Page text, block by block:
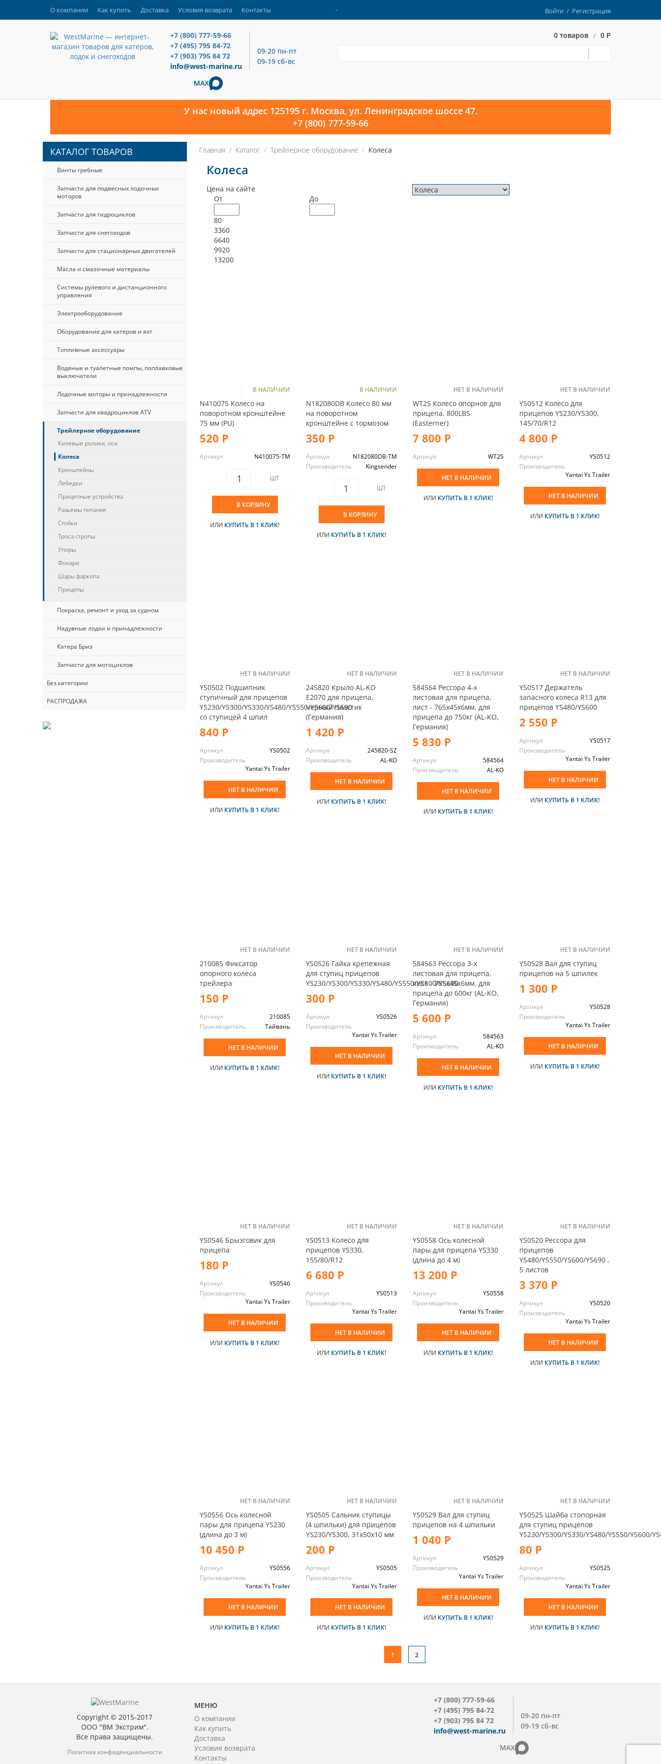
О компании Как купить Доставка Условия возврата Контакты Войти / Регистрация
+7 (800) 777-59-66
+7 (495) 795 84-72
+7 (903) 795 84 72
info@west-marine.ru
09-20 пн-пт
09-19 сб-вс
MAX
0 товаров / 0 Р
У нас новый адрес 125195 г. Москва, ул. Ленинградское шоссе 47.
+7 (800) 777-59-66
Главная Каталог Трейлерное оборудование Колеса
Колеса
Цена на сайте
От
До
80
3360
6640
9920
13200
В НАЛИЧИИ
N410075 Колесо на
поворотном кронштейне
75 мм (PU)
520 Р
Артикул N410075-TM
ШТ
В КОРЗИНУ
ИЛИ КУПИТЬ В 1 КЛИК!
В НАЛИЧИИ
N182080DB Колесо 80 мм
на поворотном
кронштейне с тормозом
350 Р
Артикул
N182080DB-TM
Производитель
Kingsender
ШТ
В КОРЗИНУ
ИЛИ КУПИТЬ В 1 КЛИК!
НЕТ В НАЛИЧИИ
WT25 Колесо опорное для
прицепа, 800LBS
(Easterner)
7 800 Р
Артикул WT25
НЕТ В НАЛИЧИИ
ИЛИ КУПИТЬ В 1 КЛИК!
НЕТ В НАЛИЧИИ
YS0512 Колесо для
прицепов YS230/YS300,
145/70/R12
4 800 Р
Артикул
YS0512
Производитель
Yantai Ys Trailer
НЕТ В НАЛИЧИИ
ИЛИ КУПИТЬ В 1 КЛИК!
НЕТ В НАЛИЧИИ
YS0502 Подшипник
ступичный для прицепов
YS230/YS300/YS330/YS480/YS550/YS600/YS690
со ступицей 4 шпил
840 Р
Артикул
YS0502
Производитель
Yantai Ys Trailer
НЕТ В НАЛИЧИИ
ИЛИ КУПИТЬ В 1 КЛИК!
НЕТ В НАЛИЧИИ
245820 Крыло AL-KO
E2070 для прицепа,
черный пластик
(Германия)
1 420 Р
Артикул
245820-SZ
Производитель
AL-KO
НЕТ В НАЛИЧИИ
ИЛИ КУПИТЬ В 1 КЛИК!
НЕТ В НАЛИЧИИ
584564 Рессора 4-х
листовая для прицепа,
лист - 765х45х6мм, для
прицепа до 750кг (AL-KO,
Германия)
5 830 Р
Артикул
584564
Производитель
AL-KO
НЕТ В НАЛИЧИИ
ИЛИ КУПИТЬ В 1 КЛИК!
НЕТ В НАЛИЧИИ
YS0517 Держатель
запасного колеса R13 для
прицепов YS480/YS600
2 550 Р
Артикул
YS0517
Производитель
Yantai Ys Trailer
НЕТ В НАЛИЧИИ
ИЛИ КУПИТЬ В 1 КЛИК!
НЕТ В НАЛИЧИИ
210085 Фиксатор
опорного колеса
трейлера
150 Р
Артикул
210085
Производитель
Тайвань
НЕТ В НАЛИЧИИ
ИЛИ КУПИТЬ В 1 КЛИК!
НЕТ В НАЛИЧИИ
YS0526 Гайка крепежная
для ступиц прицепов
YS230/YS300/YS330/YS480/YS550/YS600/YS690
300 Р
Артикул
YS0526
Производитель
Yantai Ys Trailer
НЕТ В НАЛИЧИИ
ИЛИ КУПИТЬ В 1 КЛИК!
НЕТ В НАЛИЧИИ
584563 Рессора 3-х
листовая для прицепа,
лист - 765х45х6мм, для
прицепа до 600кг (AL-KO,
Германия)
5 600 Р
Артикул
584563
Производитель
AL-KO
НЕТ В НАЛИЧИИ
ИЛИ КУПИТЬ В 1 КЛИК!
НЕТ В НАЛИЧИИ
YS0528 Вал для ступиц
прицепов на 5 шпилек
1 300 Р
Артикул
YS0528
Производитель
Yantai Ys Trailer
НЕТ В НАЛИЧИИ
ИЛИ КУПИТЬ В 1 КЛИК!
НЕТ В НАЛИЧИИ
YS0546 Брызговик для
прицепа
180 Р
Артикул
YS0546
Производитель
Yantai Ys Trailer
НЕТ В НАЛИЧИИ
ИЛИ КУПИТЬ В 1 КЛИК!
НЕТ В НАЛИЧИИ
YS0513 Колесо для
прицепов YS330,
155/80/R12
6 680 Р
Артикул
YS0513
Производитель
Yantai Ys Trailer
НЕТ В НАЛИЧИИ
ИЛИ КУПИТЬ В 1 КЛИК!
НЕТ В НАЛИЧИИ
YS0558 Ось колесной
пары для прицепа YS330
(длина до 4 м)
13 200 Р
Артикул
YS0558
Производитель
Yantai Ys Trailer
НЕТ В НАЛИЧИИ
ИЛИ КУПИТЬ В 1 КЛИК!
НЕТ В НАЛИЧИИ
YS0520 Рессора для
прицепов
YS480/YS550/YS600/YS690 ,
5 листов
3 370 Р
Артикул
YS0520
Производитель
Yantai Ys Trailer
НЕТ В НАЛИЧИИ
ИЛИ КУПИТЬ В 1 КЛИК!
НЕТ В НАЛИЧИИ
YS0556 Ось колесной
пары для прицепа YS230
(длина до 3 м)
10 450 Р
Артикул
YS0556
Производитель
Yantai Ys Trailer
НЕТ В НАЛИЧИИ
ИЛИ КУПИТЬ В 1 КЛИК!
НЕТ В НАЛИЧИИ
YS0505 Сальник ступицы
(4 шпильки) для прицепов
YS230/YS300, 31х50х10 мм
200 Р
Артикул
YS0505
Производитель
Yantai Ys Trailer
НЕТ В НАЛИЧИИ
ИЛИ КУПИТЬ В 1 КЛИК!
НЕТ В НАЛИЧИИ
YS0529 Вал для ступиц
прицепов на 4 шпильки
1 040 Р
Артикул
YS0529
Производитель
Yantai Ys Trailer
НЕТ В НАЛИЧИИ
ИЛИ КУПИТЬ В 1 КЛИК!
НЕТ В НАЛИЧИИ
YS0525 Шайба стопорная
для ступиц прицепов
YS230/YS300/YS330/YS480/YS550/YS600/
80 Р
Артикул
YS0525
Производитель
Yantai Ys Trailer
НЕТ В НАЛИЧИИ
ИЛИ КУПИТЬ В 1 КЛИК!
1 2
КАТАЛОГ ТОВАРОВ
Винты гребные
Запчасти для подвесных лодочных
моторов
Запчасти для гидроциклов
Запчасти для снегоходов
Запчасти для стационарных двигателей
Масла и смазочные материалы
Системы рулевого и дистанционного
управления
Электрооборудование
Оборудование для катеров и яхт
Топливные аксессуары
Водяные и туалетные помпы, поплавковые
выключатели
Лодочные моторы и принадлежности
Запчасти для квадроциклов ATV
Трейлерное оборудование
Килевые ролики, оси
Колеса
Кронштейны
Лебедки
Прицепные устройства
Разьемы питания
Стойки
Троса стропы
Упоры
Фонари
Шары фаркопа
Прицепы
Покраска, ремонт и уход за судном
Надувные лодки и принадлежности
Катера Бриз
Запчасти для мотоциклов
Без категории
РАСПРОДАЖА
Copyright © 2015-2017
ООО "ВМ Экстрим".
Все права защищены.
Политика конфиденциальности
МЕНЮ
О компании
Как купить
Доставка
Условия возврата
Контакты
+7 (800) 777-59-66
+7 (495) 795 84-72
+7 (903) 795 84 72
info@west-marine.ru
09-20 пн-пт
09-19 сб-вс
MAX